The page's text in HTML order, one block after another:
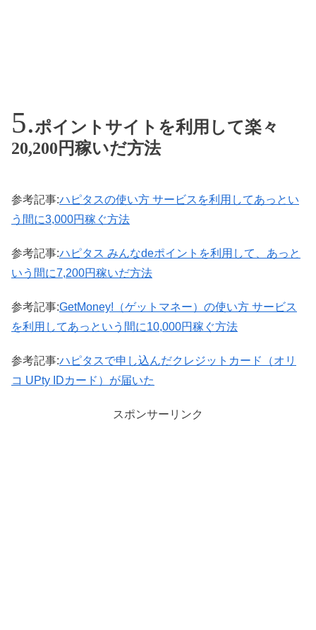
ポイントサイトを利用して楽々
20,200円稼いだ方法
参考記事:ハピタスの使い方 サービスを利用してあっとい
う間に3,000円稼ぐ方法
参考記事:ハピタス みんなdeポイントを利用して、あっと
いう間に7,200円稼いだ方法
参考記事:GetMoney!（ゲットマネー）の使い方 サービス
を利用してあっという間に10,000円稼ぐ方法
参考記事:ハピタスで申し込んだクレジットカード（オリ
コ UPty IDカード）が届いた
スポンサーリンク